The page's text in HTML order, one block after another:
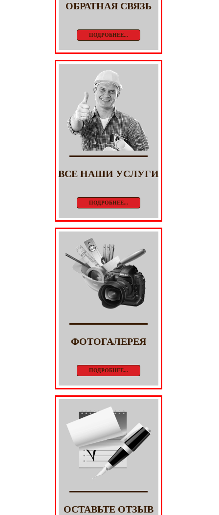
ОБРАТНАЯ СВЯЗЬ
ПОДРОБНЕЕ...
ВСЕ НАШИ УСЛУГИ
ПОДРОБНЕЕ...
ФОТОГАЛЕРЕЯ
ПОДРОБНЕЕ...
ОСТАВЬТЕ ОТЗЫВ